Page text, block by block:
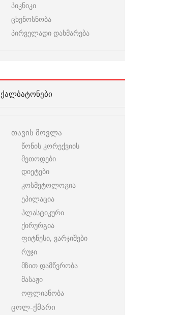
პიკნიკი
ცხენოსნობა
პირველადი დახმარება
ᲥᲐᲚᲑᲐᲢᲝᲜᲔᲑᲘ
თავის მოვლა
წონის კორექვიის
მეთოდები
დიეტები
კოსმეტოლოგია
ეპილაცია
პლასტიკური
ქირურგია
ფიტნესი, ვარჯიშები
რუჯი
მზით დამწვრობა
მასაჟი
ოფლიანობა
ცოლ-ქმარი